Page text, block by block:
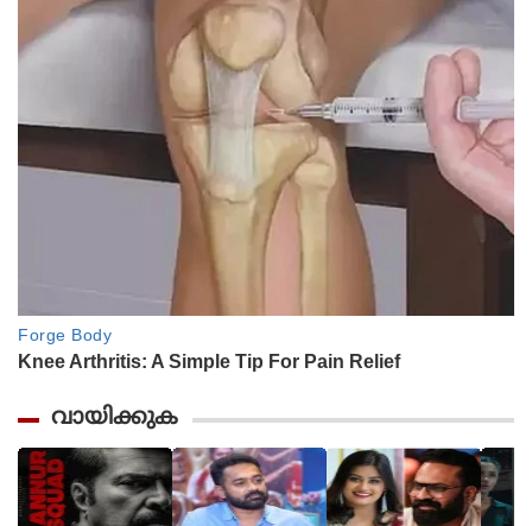
വായിക്കുക